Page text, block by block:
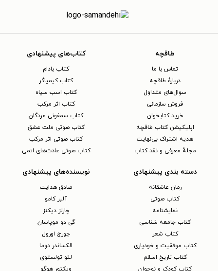
طاقچه
تماس با ما
دربارهٔ طاقچه
سوال‌های متداول
فروش سازمانی
خرید کتابخوان
اپلیکیشن کتاب طاقچه
هدیه اشتراک بی‌نهایت
مجلهٔ معرفی و نقد کتاب
کتاب‌های پیشنهادی
کتاب بادام
کتاب کیمیاگر
کتاب اسب سیاه
کتاب اثر مرکب
کتاب سمفونی مردگان
کتاب صوتی ملت عشق
کتاب صوتی اثر مرکب
کتاب صوتی عادت‌های اتمی
دسته بندی پیشنهادی
رمان عاشقانه
کتاب‌ صوتی
نمایشنامه
کتاب جامعه شناسی
کتاب شعر
کتاب موفقیت و خودیاری
کتاب تاریخ اسلام
کتاب کودک و نوجوان
نویسنده‌های پیشنهادی
صادق هدایت
آلبر کامو
چارلز دیکنز
گی دو موپاسان
جورج اورول
الکساندر دوما
لئو تولستوی
ویکتور هوگو